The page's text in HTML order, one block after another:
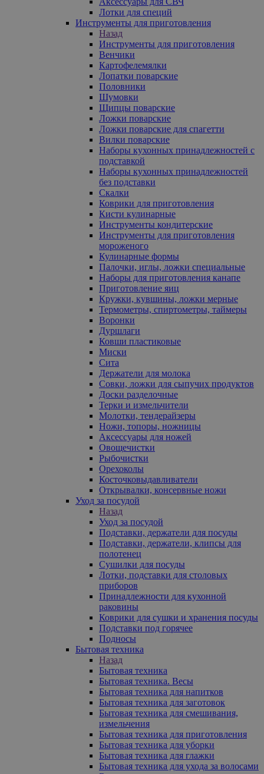
Лотки для специй
Инструменты для приготовления
Назад
Инструменты для приготовления
Венчики
Картофелемялки
Лопатки поварские
Половники
Шумовки
Щипцы поварские
Ложки поварские
Ложки поварские для спагетти
Вилки поварские
Наборы кухонных принадлежностей с
подставкой
Наборы кухонных принадлежностей
без подставки
Скалки
Коврики для приготовления
Кисти кулинарные
Инструменты кондитерские
Инструменты для приготовления
мороженого
Кулинарные формы
Палочки, иглы, ложки специальные
Наборы для приготовления канапе
Приготовление яиц
Кружки, кувшины, ложки мерные
Термометры, спиртометры, таймеры
Воронки
Дуршлаги
Ковши пластиковые
Миски
Сита
Держатели для молока
Совки, ложки для сыпучих продуктов
Доски разделочные
Терки и измельчители
Молотки, тендерайзеры
Ножи, топоры, ножницы
Аксессуары для ножей
Овощечистки
Рыбочистки
Орехоколы
Косточковыдавливатели
Открывалки, консервные ножи
Уход за посудой
Назад
Уход за посудой
Подставки, держатели для посуды
Подставки, держатели, клипсы для
полотенец
Сушилки для посуды
Лотки, подставки для столовых
приборов
Принадлежности для кухонной
раковины
Коврики для сушки и хранения посуды
Подставки под горячее
Подносы
Бытовая техника
Назад
Бытовая техника
Бытовая техника. Весы
Бытовая техника для напитков
Бытовая техника для заготовок
Бытовая техника для смешивания,
измельчения
Бытовая техника для приготовления
Бытовая техника для уборки
Бытовая техника для глажки
Бытовая техника для ухода за волосами